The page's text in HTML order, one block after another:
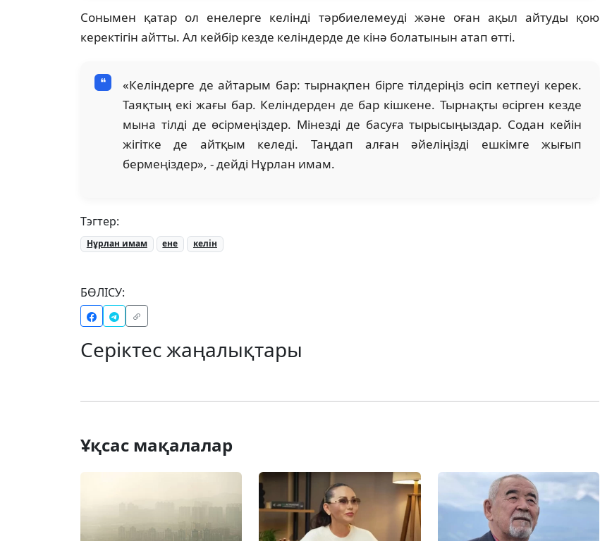
Сонымен қатар ол енелерге келінді тәрбиелемеуді және оған ақыл айтуды қою
керектігін айтты. Ал кейбір кезде келіндерде де кінә болатынын атап өтті.
«Келіндерге де айтарым бар: тырнақпен бірге тілдеріңіз өсіп кетпеуі керек.
Таяқтың екі жағы бар. Келіндерден де бар кішкене. Тырнақты өсірген кезде
мына тілді де өсірмеңіздер. Мінезді де басуға тырысыңыздар. Содан кейін
жігітке де айтқым келеді. Таңдап алған әйеліңізді ешкімге жығып
бермеңіздер», - дейді Нұрлан имам.
Тэгтер:
Нұрлан имам ене келін
БӨЛІСУ:
Серіктес жаңалықтары
Ұқсас мақалалар